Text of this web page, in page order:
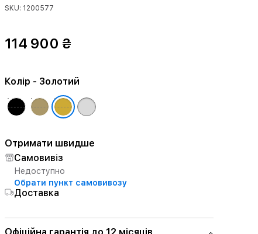
SKU: 1200577
114 900 ₴
Колір - Золотий
Отримати швидше
Самовивіз
Недоступно
Обрати пункт самовивозу
Доставка